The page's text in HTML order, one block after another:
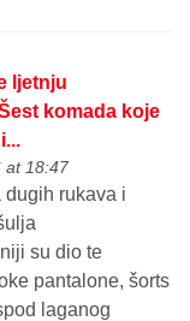
ljetnju
komada koje
at 18:47
dugih rukava i
su dio te
pantalone, šorts
laganog